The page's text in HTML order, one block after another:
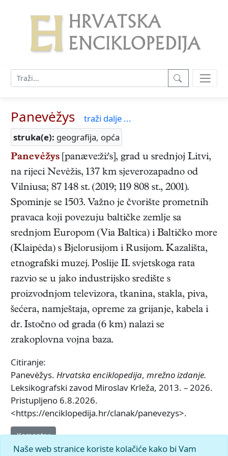
Panevėžys
traži dalje ...
struka(e): geografija, opća
Panevėžys [panæve:ži:'s], grad u srednjoj Litvi,
na rijeci Nevėžis, 137 km sjeverozapadno od
Vilniusa; 87 148 st. (2019; 119 808 st., 2001).
Spominje se 1503. Važno je čvorište prometnih
pravaca koji povezuju baltičke zemlje sa
srednjom Europom (Via Baltica) i Baltičko more
(Klaipėda) s Bjelorusijom i Rusijom. Kazališta,
etnografski muzej. Poslije II. svjetskoga rata
razvio se u jako industrijsko središte s
proizvodnjom televizora, tkanina, stakla, piva,
šećera, namještaja, opreme za grijanje, kabela i
dr. Istočno od grada (6 km) nalazi se
zrakoplovna vojna baza.
Citiranje:
Panevėžys. Hrvatska enciklopedija, mrežno izdanje.
Leksikografski zavod Miroslav Krleža, 2013. – 2026.
Pristupljeno 6.8.2026.
<https://enciklopedija.hr/clanak/panevezys>.
Komentar
Naše web stranice koriste kolačiće kako bi Vam